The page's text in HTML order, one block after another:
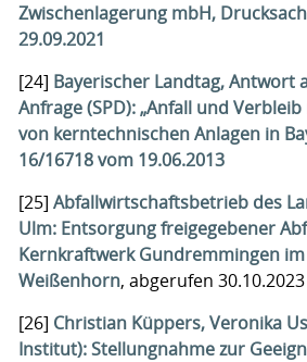
Zwischenlagerung mbH,
29.09.2021
[24] Bayerischer Landtag, Antwort
Anfrage (SPD): „Anfall und
von kerntechnischen Anlagen in
16/16718 vom 19.06.2013
[25] Abfallwirtschaftsbetrieb des
Ulm: Entsorgung freigegebener
Kernkraftwerk Gundremmingen
Weißenhorn, abgerufen 30.10.2023
[26] Christian Küppers, Veronika
Institut): Stellungnahme zur